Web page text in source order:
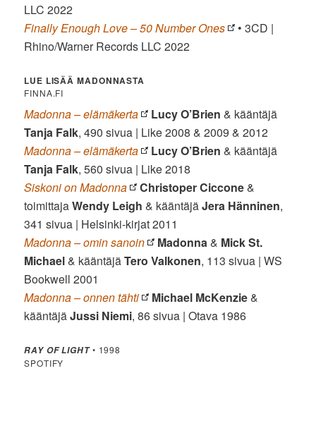
LLC 2022
Finally Enough Love – 50 Number Ones
• 3CD |
Rhino/Warner Records LLC 2022
LUE LISÄÄ MADONNASTA
FINNA.FI
Madonna – elämäkerta Lucy O’Brien & kääntäjä
Tanja Falk, 490 sivua | Like 2008 & 2009 & 2012
Madonna – elämäkerta
Lucy O’Brien & kääntäjä
Tanja Falk, 560 sivua | Like 2018
Siskoni on Madonna
Christoper Ciccone&
toimittajaWendy Leigh & kääntäjäJera Hänninen,
341 sivua | Helsinki-kirjat 2011
Madonna – omin sanoin
Madonna & Mick St.
Michael& kääntäjäTero Valkonen, 113 sivua | WS
Bookwell 2001
Madonna – onnen tähti
Michael McKenzie&
kääntäjäJussi Niemi, 86 sivua | Otava 1986
RAY OF LIGHT• 1998
SPOTIFY